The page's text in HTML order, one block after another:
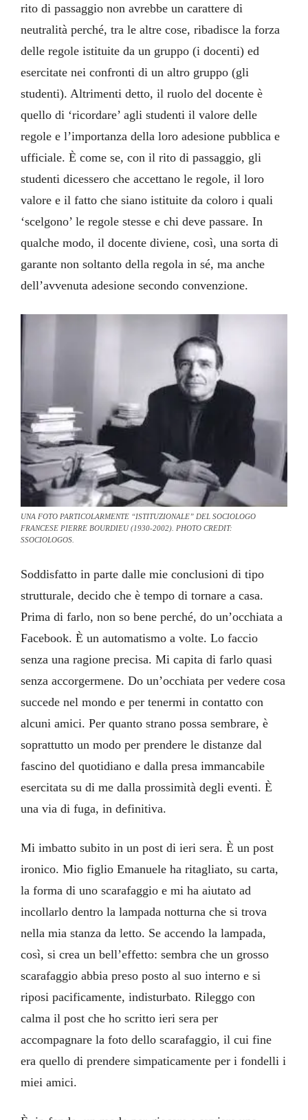
rito di passaggio non avrebbe un carattere di
neutralità perché, tra le altre cose, ribadisce la forza
delle regole istituite da un gruppo (i docenti) ed
esercitate nei confronti di un altro gruppo (gli
studenti). Altrimenti detto, il ruolo del docente è
quello di ‘ricordare’ agli studenti il valore delle
regole e l’importanza della loro adesione pubblica e
ufficiale. È come se, con il rito di passaggio, gli
studenti dicessero che accettano le regole, il loro
valore e il fatto che siano istituite da coloro i quali
‘scelgono’ le regole stesse e chi deve passare. In
qualche modo, il docente diviene, così, una sorta di
garante non soltanto della regola in sé, ma anche
dell’avvenuta adesione secondo convenzione.
UNA FOTO PARTICOLARMENTE “ISTITUZIONALE” DEL SOCIOLOGO
FRANCESE PIERRE BOURDIEU (1930-2002). PHOTO CREDIT:
SSOCIOLOGOS.
Soddisfatto in parte dalle mie conclusioni di tipo
strutturale, decido che è tempo di tornare a casa.
Prima di farlo, non so bene perché, do un’occhiata a
Facebook. È un automatismo a volte. Lo faccio
senza una ragione precisa. Mi capita di farlo quasi
senza accorgermene. Do un’occhiata per vedere cosa
succede nel mondo e per tenermi in contatto con
alcuni amici. Per quanto strano possa sembrare, è
soprattutto un modo per prendere le distanze dal
fascino del quotidiano e dalla presa immancabile
esercitata su di me dalla prossimità degli eventi. È
una via di fuga, in definitiva.
Mi imbatto subito in un post di ieri sera. È un post
ironico. Mio figlio Emanuele ha ritagliato, su carta,
la forma di uno scarafaggio e mi ha aiutato ad
incollarlo dentro la lampada notturna che si trova
nella mia stanza da letto. Se accendo la lampada,
così, si crea un bell’effetto: sembra che un grosso
scarafaggio abbia preso posto al suo interno e si
riposi pacificamente, indisturbato. Rileggo con
calma il post che ho scritto ieri sera per
accompagnare la foto dello scarafaggio, il cui fine
era quello di prendere simpaticamente per i fondelli i
miei amici.